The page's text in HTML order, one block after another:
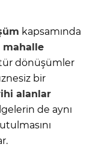
kapsamında
mahalle
tür dönüşümler
bir
alanlar
de aynı